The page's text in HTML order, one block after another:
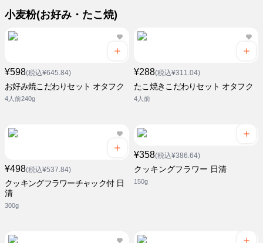
小麦粉(お好み・たこ焼)
¥598(税込¥645.84)
お好み焼こだわりセット オタフク
4人前240g
¥288(税込¥311.04)
たこ焼きこだわりセット オタフク
4人前
¥498(税込¥537.84)
クッキングフラワーチャック付 日
清
300g
¥358(税込¥386.64)
クッキングフラワー 日清
150g